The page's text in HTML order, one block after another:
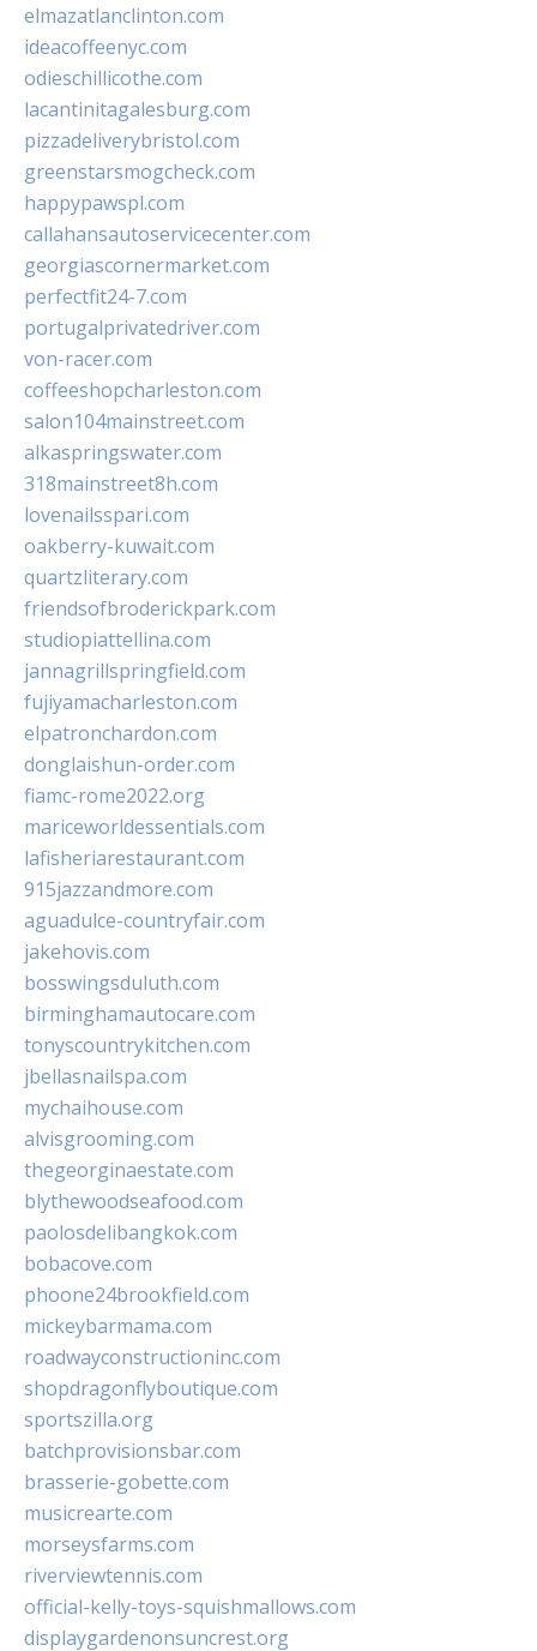
elmazatlanclinton.com
ideacoffeenyc.com
odieschillicothe.com
lacantinitagalesburg.com
pizzadeliverybristol.com
greenstarsmogcheck.com
happypawspl.com
callahansautoservicecenter.com
georgiascornermarket.com
perfectfit24-7.com
portugalprivatedriver.com
von-racer.com
coffeeshopcharleston.com
salon104mainstreet.com
alkaspringswater.com
318mainstreet8h.com
lovenailsspari.com
oakberry-kuwait.com
quartzliterary.com
friendsofbroderickpark.com
studiopiattellina.com
jannagrillspringfield.com
fujiyamacharleston.com
elpatronchardon.com
donglaishun-order.com
fiamc-rome2022.org
mariceworldessentials.com
lafisheriarestaurant.com
915jazzandmore.com
aguadulce-countryfair.com
jakehovis.com
bosswingsduluth.com
birminghamautocare.com
tonyscountrykitchen.com
jbellasnailspa.com
mychaihouse.com
alvisgrooming.com
thegeorginaestate.com
blythewoodseafood.com
paolosdelibangkok.com
bobacove.com
phoone24brookfield.com
mickeybarmama.com
roadwayconstructioninc.com
shopdragonflyboutique.com
sportszilla.org
batchprovisionsbar.com
brasserie-gobette.com
musicrearte.com
morseysfarms.com
riverviewtennis.com
official-kelly-toys-squishmallows.com
displaygardenonsuncrest.org